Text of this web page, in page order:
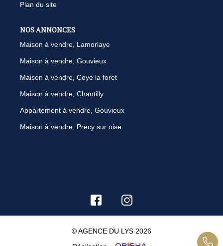
Plan du site
NOS ANNONCES
Maison à vendre, Lamorlaye
Maison à vendre, Gouvieux
Maison à vendre, Coye la foret
Maison à vendre, Chantilly
Appartement à vendre, Gouvieux
Maison à vendre, Precy sur oise
© AGENCE DU LYS 2026